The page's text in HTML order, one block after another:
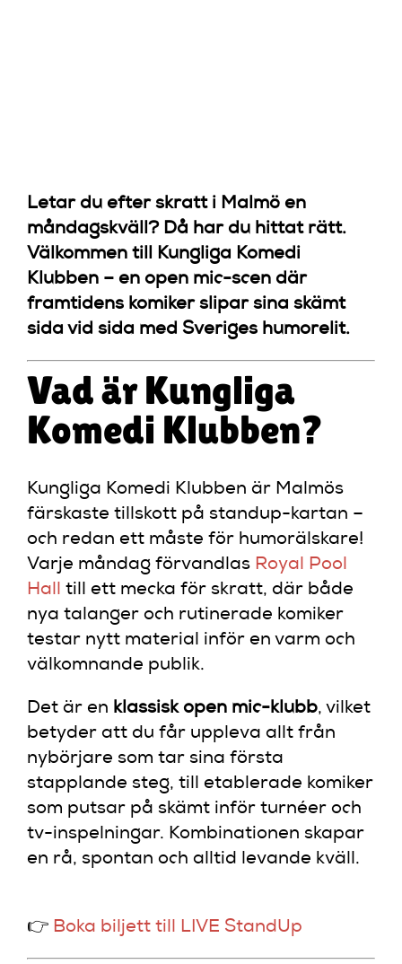
Letar du efter skratt i Malmö en
måndagskväll? Då har du hittat rätt.
Välkommen till Kungliga Komedi
Klubben – en open mic-scen där
framtidens komiker slipar sina skämt
sida vid sida med Sveriges humorelit.
Vad är Kungliga
Komedi Klubben?
Kungliga Komedi Klubben är Malmös
färskaste tillskott på standup-kartan –
och redan ett måste för humorälskare!
Varje måndag förvandlas Royal Pool
Hall till ett mecka för skratt, där både
nya talanger och rutinerade komiker
testar nytt material inför en varm och
välkomnande publik.
Det är en klassisk open mic-klubb, vilket
betyder att du får uppleva allt från
nybörjare som tar sina första
stapplande steg, till etablerade komiker
som putsar på skämt inför turnéer och
tv-inspelningar. Kombinationen skapar
en rå, spontan och alltid levande kväll.
👉 Boka biljett till LIVE StandUp